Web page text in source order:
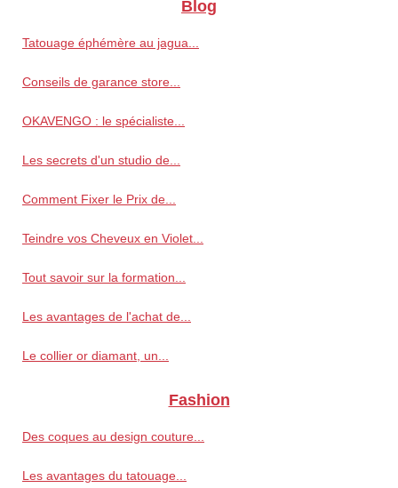
Blog
Tatouage éphémère au jagua...
Conseils de garance store...
OKAVENGO : le spécialiste...
Les secrets d'un studio de...
Comment Fixer le Prix de...
Teindre vos Cheveux en Violet...
Tout savoir sur la formation...
Les avantages de l'achat de...
Le collier or diamant, un...
Fashion
Des coques au design couture...
Les avantages du tatouage...